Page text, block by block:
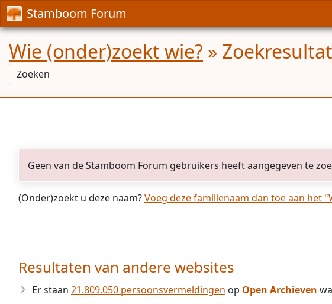
Stamboom Forum
Wie (onder)zoekt wie? »
Geen van de Stamboom Forum gebruikers heeft aangegeven te
(Onder)zoekt u deze naam?Voeg deze familienaam dan toe aan het
Resultaten van andere websites
Er staan 21.809.050 persoonsvermeldingen op Open Archieven